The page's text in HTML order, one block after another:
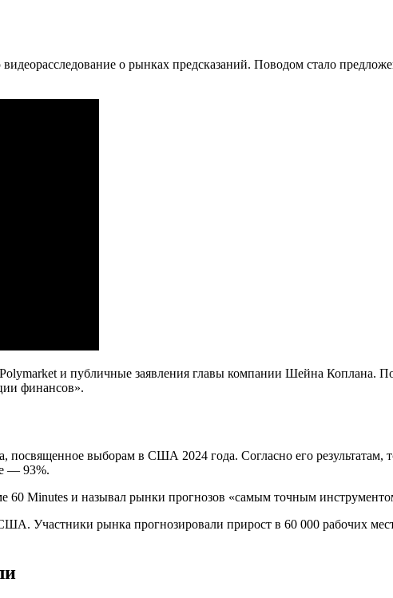
о рынках предсказаний. Поводом стало
и публичные заявления главы компании Шейна Коплана.
финансов».
посвященное выборам в США 2024 года. Согласно его результатам,
— 93%.
60 Minutes и называл рынки прогнозов «самым точным
Участники рынка прогнозировали прирост в 60 000 рабочих